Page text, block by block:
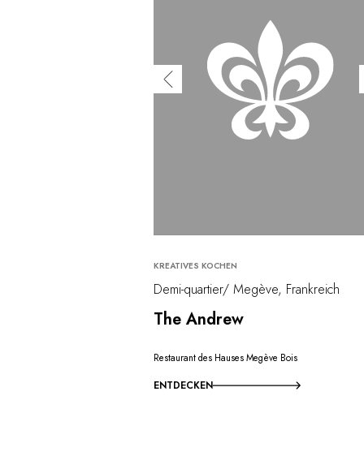
KREATIVES KOCHEN
Demi-quartier/ Megève, Frankreich
The Andrew
Restaurant des Hauses Megève Bois
ENTDECKEN